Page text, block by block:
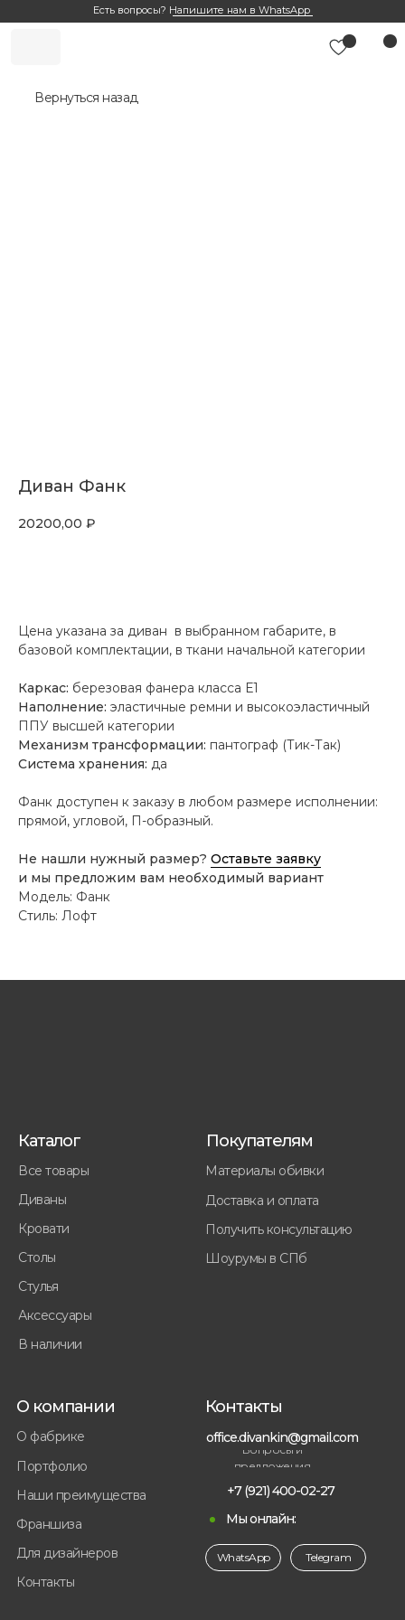
Есть вопросы? Напишите нам в WhatsApp
Вернуться назад
Диван Фанк
20200,00 ₽
Цена указана за диван в выбранном габарите, в
базовой комплектации, в ткани начальной категории
Каркас: березовая фанера класса Е1
Наполнение: эластичные ремни и высокоэластичный
ППУ высшей категории
Механизм трансформации: пантограф (Тик-Так)
Система хранения: да
Фанк доступен к заказу в любом размере исполнении:
прямой, угловой, П-образный.
Не нашли нужный размер? Оставьте заявку
и мы предложим вам необходимый вариант
Модель: Фанк
Стиль: Лофт
Все товары
Диваны
Кровати
Стулья
Столы
Аксессуары
В наличии
Каталог
Материалы обивки
Доставка и оплата
Получить консультацию
Шоурумы в СПб
Покупателям
О фабрике
Портфолио
Наши преимущества
Франшиза
О компании
Контакты
Контакты
office.divankin@gmail.com
Вопросы и
предложения
+7 (921) 400-02-27
Мы онлайн:
WhatsApp Telegram
Для дизайнеров